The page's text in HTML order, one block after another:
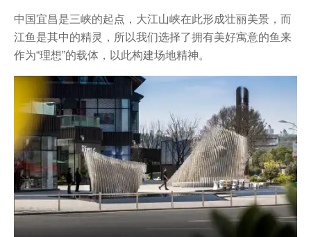
中国宜昌是三峡的起点，大江山峡在此形成壮丽美景，而
江鱼是其中的精灵，所以我们选择了拥有美好寓意的鱼来
作为“理想”的载体，以此构建场地精神。